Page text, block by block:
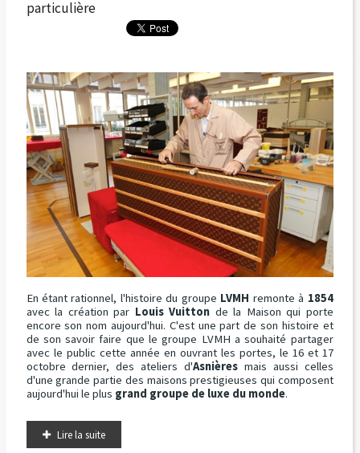
particulière
En étant rationnel, l'histoire du groupe LVMH remonte à 1854
avec la création par Louis Vuitton de la Maison qui porte
encore son nom aujourd'hui. C'est une part de son histoire et
de son savoir faire que le groupe LVMH a souhaité partager
avec le public cette année en ouvrant les portes, le 16 et 17
octobre dernier, des ateliers d'Asnières mais aussi celles
d'une grande partie des maisons prestigieuses qui composent
aujourd'hui le plus grand groupe de luxe du monde.
Lire la suite